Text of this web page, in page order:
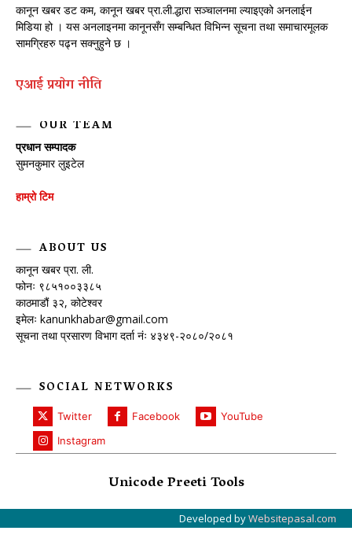
कानून खबर डट कम, कानून खबर प्रा.ली.द्धारा सञ्चालनमा ल्याइएको अनलाईन
मिडिया हो । यस अनलाइनमा कानूनसँग सम्बन्धित विभिन्न सूचना तथा समाचारमूलक
सामग्रिहरु पढ्न सक्नुहुने छ ।
एआई प्रयाेग नीति
OUR TEAM
प्रधान सम्पादक
सुमनकुमार लुइटेल
हाम्रो टिम
ABOUT US
कानून खबर प्रा. ली.
फोनः ९८५१००३३८५
काठमाडौं ३२, कोटेश्वर
इमेलः kanunkhabar@gmail.com
सूचना तथा प्रसारण विभाग दर्ता नंः ४३४९-२०८०/२०८१
SOCIAL NETWORKS
Twitter Facebook
YouTube
Instagram
Unicode Preeti Tools
Developed byWebsitepasal.com